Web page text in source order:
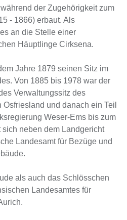
der Zugehörigkeit zum
- 1866) erbaut. Als
an die Stelle einer
Häuptlinge Cirksena.
Jahre 1879 seinen Sitz im
Von 1885 bis 1978 war der
Verwaltungssitz des
und danach ein Teil
Weser-Ems bis zum
neben dem Landgericht
Landesamt für Bezüge und
als auch das Schlösschen
Landesamtes für